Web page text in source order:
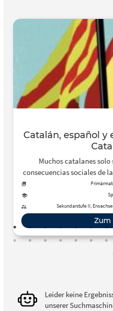
Catalán, español y
Muchos catalanes solo
consecuencias sociales de
para canalizar la
interclasista,
Sekundarstufe II,
Zum
Leider keine
unserer